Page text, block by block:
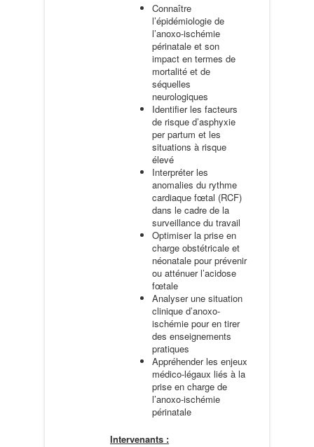
Connaître
l’épidémiologie de
l’anoxo-ischémie
périnatale et son
impact en termes de
mortalité et de
séquelles
neurologiques
Identifier les facteurs
de risque d’asphyxie
per partum et les
situations à risque
élevé
Interpréter les
anomalies du rythme
cardiaque fœtal (RCF)
dans le cadre de la
surveillance du travail
Optimiser la prise en
charge obstétricale et
néonatale pour prévenir
ou atténuer l’acidose
fœtale
Analyser une situation
clinique d’anoxo-
ischémie pour en tirer
des enseignements
pratiques
Appréhender les enjeux
médico-légaux liés à la
prise en charge de
l’anoxo-ischémie
périnatale
Intervenants :